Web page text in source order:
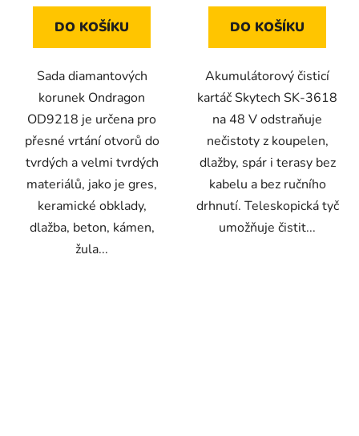
DO KOŠÍKU
Sada diamantových
korunek Ondragon
OD9218 je určena pro
přesné vrtání otvorů do
tvrdých a velmi tvrdých
materiálů, jako je gres,
keramické obklady,
dlažba, beton, kámen,
žula...
DO KOŠÍKU
Akumulátorový čisticí
kartáč Skytech SK-3618
na 48 V odstraňuje
nečistoty z koupelen,
dlažby, spár i terasy bez
kabelu a bez ručního
drhnutí. Teleskopická tyč
umožňuje čistit...